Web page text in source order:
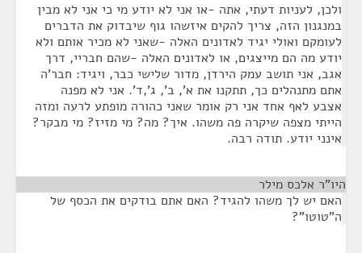
ולכן, לעניות דעתי, אתה -או אני לא יודע מי כי אני לא מבין
במנגנון הזה, צריך להקים איזשהו גוף שיבדוק את הדברים
לעומקם ואולי יגיד לאדונים האלה -שאני לא מכיר אותם ולא
יודע מה הם מייצגים, או לאדונים האלה -שהם חבריי, דרך
אגב, אני תושב עמק הירדן, מדור שלישי כבר, ויגיד: חבר'ה
אתם מתנהלים כך, תתקנו את א', ב', ג',ד'. אני לא מפנה
אצבע לאף אחד אני רק אומר שאני כהורה מופתע לרעה ומזה
הייתי מצפה שיקרה פה משהו. איך? מה? מי מזיז? מי מבקר?
אינני יודע. תודה רבה.
היו"ר אלכס מילר
האם יש לך משהו להגיד? האם אתם בודקים את הכסף של
ה"טוטו"?